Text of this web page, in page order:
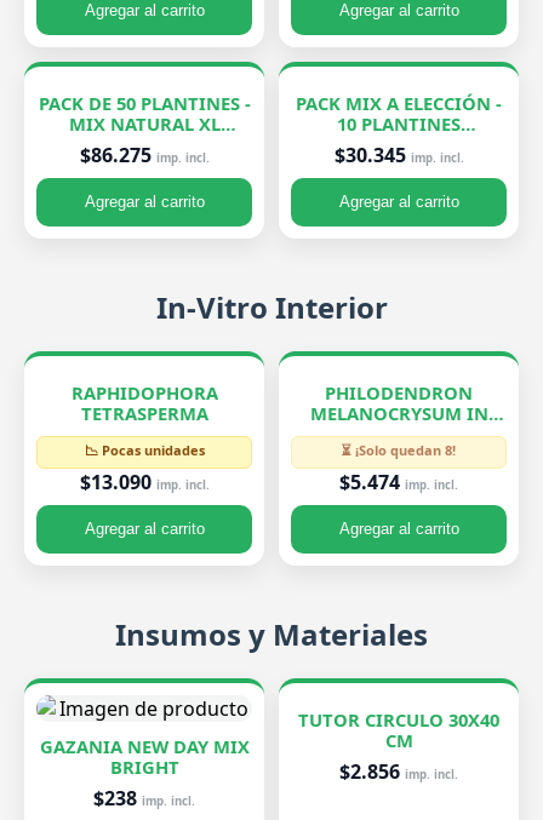
Agregar al carrito Agregar al carrito
PACK DE 50 PLANTINES -
MIX NATURAL XL
EXCLUSIVOS
$86.275 imp. incl.
Agregar al carrito
PACK MIX A ELECCIÓN -
10 PLANTINES
EXCLUSIVOS
$30.345 imp. incl.
Agregar al carrito
In-Vitro Interior
RAPHIDOPHORA
TETRASPERMA
📉 Pocas unidades
$13.090 imp. incl.
Agregar al carrito
PHILODENDRON
MELANOCRYSUM IN
VITRO
⏳ ¡Solo quedan 8!
$5.474 imp. incl.
Agregar al carrito
Insumos y Materiales
GAZANIA NEW DAY MIX
BRIGHT
$238 imp. incl.
TUTOR CIRCULO 30X40
CM
$2.856 imp. incl.